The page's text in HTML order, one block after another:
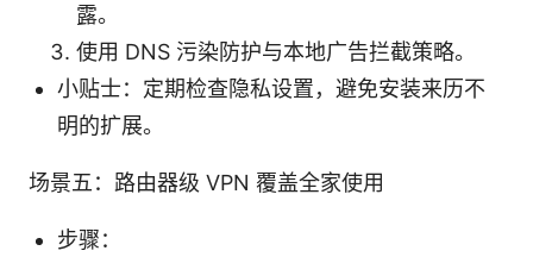
露。
使用 DNS 污染防护与本地广告拦截策略。
小贴士：定期检查隐私设置，避免安装来历不
明的扩展。
场景五：路由器级 VPN 覆盖全家使用
步骤：